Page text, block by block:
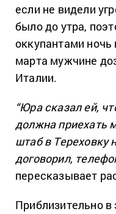
если не видели
было до утра,
оккупантами ночь
марта мужчине
Италии.
“Юра сказал ей,
должна приехать
штаб в Тереховку
договорил,
пересказывает
Приблизительно